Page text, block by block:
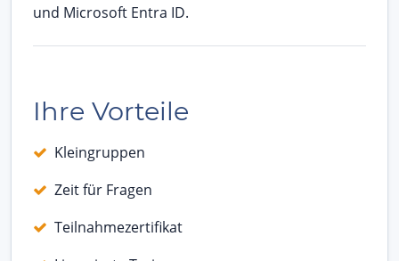
und Microsoft Entra ID.
Ihre Vorteile
Kleingruppen
Zeit für Fragen
Teilnahmezertifikat